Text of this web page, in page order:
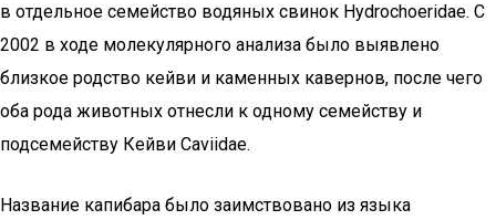
в отдельное семейство водяных свинок Hydrochoeridae. С
2002 в ходе молекулярного анализа было выявлено
близкое родство кейви и каменных кавернов, после чего
оба рода животных отнесли к одному семейству и
подсемейству Кейви Caviidae.
Название капибара было заимствовано из языка